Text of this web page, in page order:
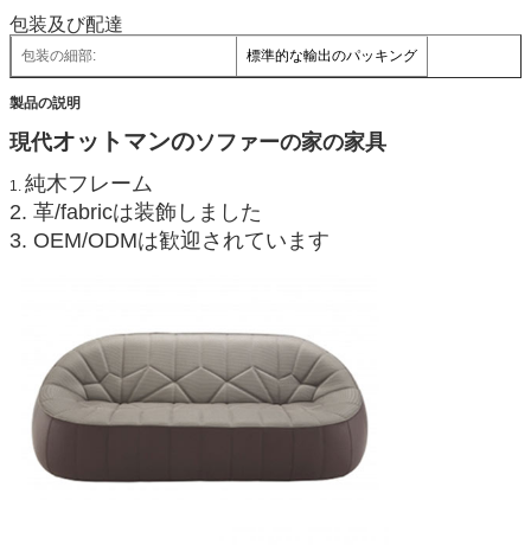
包装及び配達
包装の細部: 標準的な輸出のパッキング
製品の説明
現代オットマンのソファーの家の家具
1. 純木フレーム
2. 革/fabricは装飾しました
3. OEM/ODMは歓迎されています